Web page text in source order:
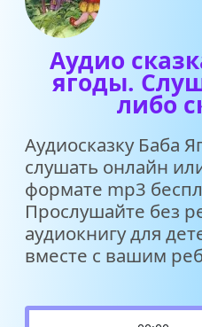
Аудио
ягоды.
либо
Аудиосказку Баба
слушать онлайн
формате mp3
Прослушайте без
аудиокнигу для
вместе с вашим